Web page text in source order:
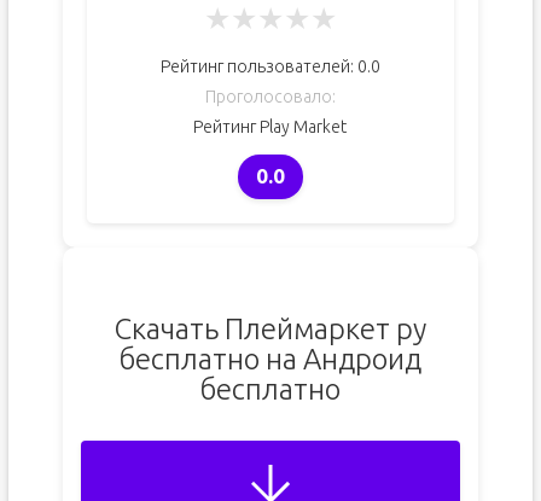
★★★★★
Рейтинг пользователей: 0.0
Проголосовало:
Рейтинг Play Market
0.0
Скачать Плеймаркет ру
бесплатно на Андроид
бесплатно